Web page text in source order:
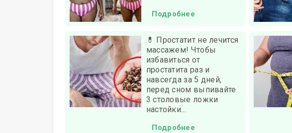
Подробнее
💊 Простатит не лечится
массажем! Чтобы
избавиться от
простатита раз и
навсегда за 5 дней,
перед сном выпивайте
3 столовые ложки
настойки...
Подробнее